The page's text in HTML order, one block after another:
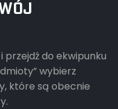
przejdź do ekwipunku
wybierz
które są obecnie